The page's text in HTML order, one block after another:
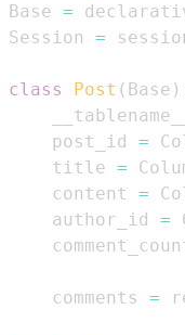
Base =
Session =
class Post ( Base )
    post_id
=
    title
=
    content
=
    author_id
=
    comments
=